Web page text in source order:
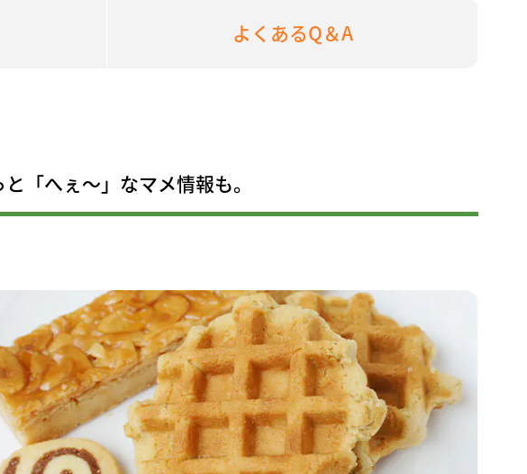
よくあるQ＆A
「へぇ〜」なマメ情報も。